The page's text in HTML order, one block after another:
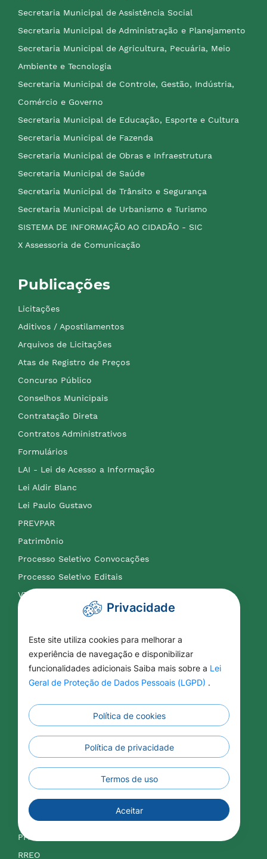
Secretaria Municipal de Assistência Social
Secretaria Municipal de Administração e Planejamento
Secretaria Municipal de Agricultura, Pecuária, Meio
Ambiente e Tecnologia
Secretaria Municipal de Controle, Gestão, Indústria,
Comércio e Governo
Secretaria Municipal de Educação, Esporte e Cultura
Secretaria Municipal de Fazenda
Secretaria Municipal de Obras e Infraestrutura
Secretaria Municipal de Saúde
Secretaria Municipal de Trânsito e Segurança
Secretaria Municipal de Urbanismo e Turismo
SISTEMA DE INFORMAÇÃO AO CIDADÃO - SIC
X Assessoria de Comunicação
Publicações
Licitações
Aditivos / Apostilamentos
Arquivos de Licitações
Atas de Registro de Preços
Concurso Público
Conselhos Municipais
Contratação Direta
Contratos Administrativos
Formulários
LAI - Lei de Acesso a Informação
Lei Aldir Blanc
Lei Paulo Gustavo
PREVPAR
Patrimônio
Processo Seletivo Convocações
Processo Seletivo Editais
VTN
Contabilidade
APLIC
Legislação Tributária
LOA
IPTU
ISSQN
Orçamentos
PPA
RREO
Privacidade
Este site utiliza cookies para melhorar a
experiência de navegação e disponibilizar
funcionalidades adicionais Saiba mais sobre a Lei
Geral de Proteção de Dados Pessoais (LGPD) .
Política de cookies
Política de privacidade
Termos de uso
Aceitar